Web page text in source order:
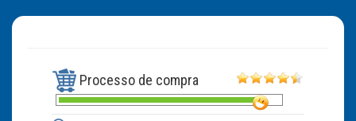
Processo de compra